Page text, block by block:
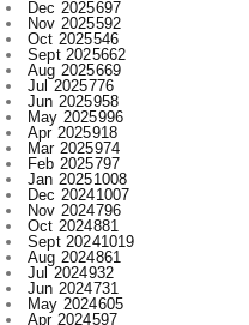
Jul 2025776
Jun 2025958
May 2025996
Apr 2025918
Mar 2025974
Feb 2025797
Jan 20251008
Dec 20241007
Nov 2024796
Oct 2024881
Sept 20241019
Aug 2024861
Jul 2024932
Jun 2024731
May 2024605
Apr 2024597
Mar 2024656
Feb 2024772
Jan 2024915
Dec 2023673